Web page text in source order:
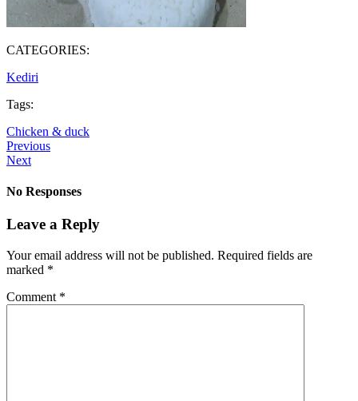
CATEGORIES:
Kediri
Tags:
Chicken & duck
Previous
Next
No Responses
Leave a Reply
Your email address will not be published. Required fields are
marked *
Comment *